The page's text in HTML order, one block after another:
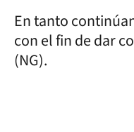
En tanto
con el fin de dar
(NG).